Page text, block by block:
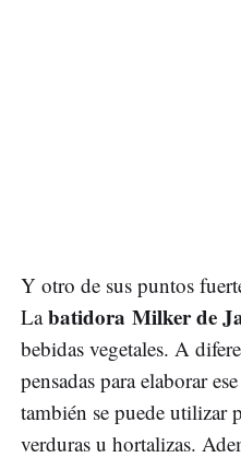
Y otro de sus puntos
Labatidora Milker de
bebidas vegetales. A
pensadas para elaborar
también se puede utilizar
verduras u hortalizas.